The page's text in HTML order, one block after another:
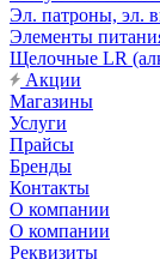
Эл. патроны, эл.
Элементы
Щелочные LR
Акции
Магазины
Услуги
Прайсы
Бренды
Контакты
О компании
О компании
Реквизиты